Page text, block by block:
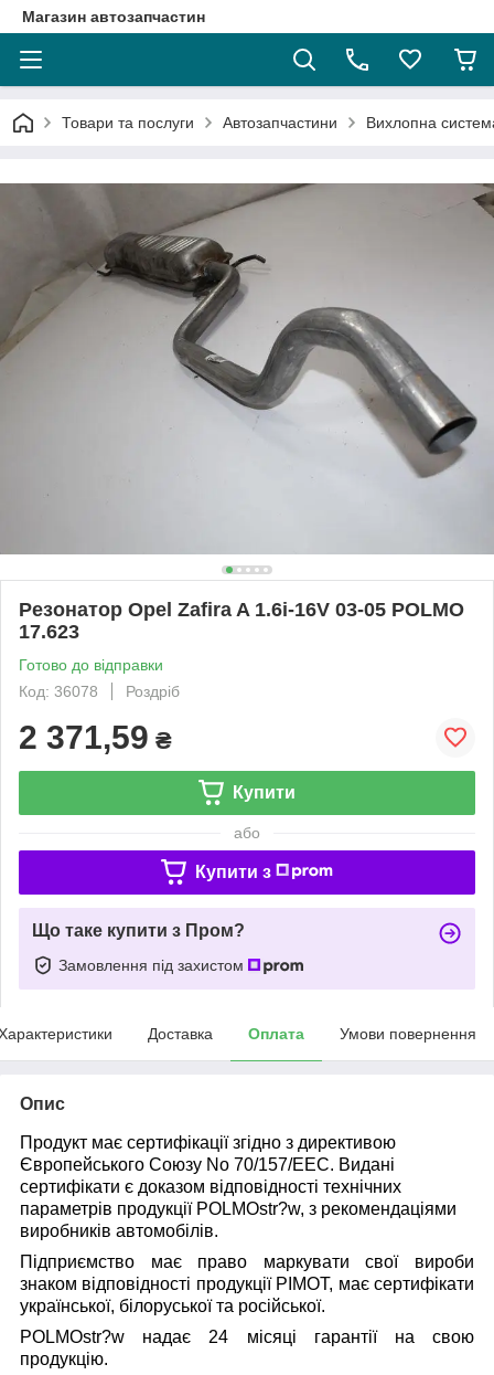
Магазин автозапчастин
Товари та послуги Автозапчастини Вихлопна
Резонатор Opel Zafira A 1.6i-16V 03-05 POLMO
17.623
Готово до відправки
Код: 36078
Роздріб
2 371,59 ₴
Купити
або
Купити з
Що таке купити з Пром?
Замовлення під захистом
Доставка Оплата Умови повернення
Опис
Продукт має сертифікації згідно з директивою
Європейського Союзу No 70/157/EEC. Видані
сертифікати є доказом відповідності технічних
параметрів продукції POLMOstr?w, з рекомендаціями
виробників автомобілів.
Підприємство має право маркувати свої вироби
знаком відповідності продукції PIMOT, має сертифікати
української, білоруської та російської.
POLMOstr?w надає 24 місяці гарантії на свою
продукцію.